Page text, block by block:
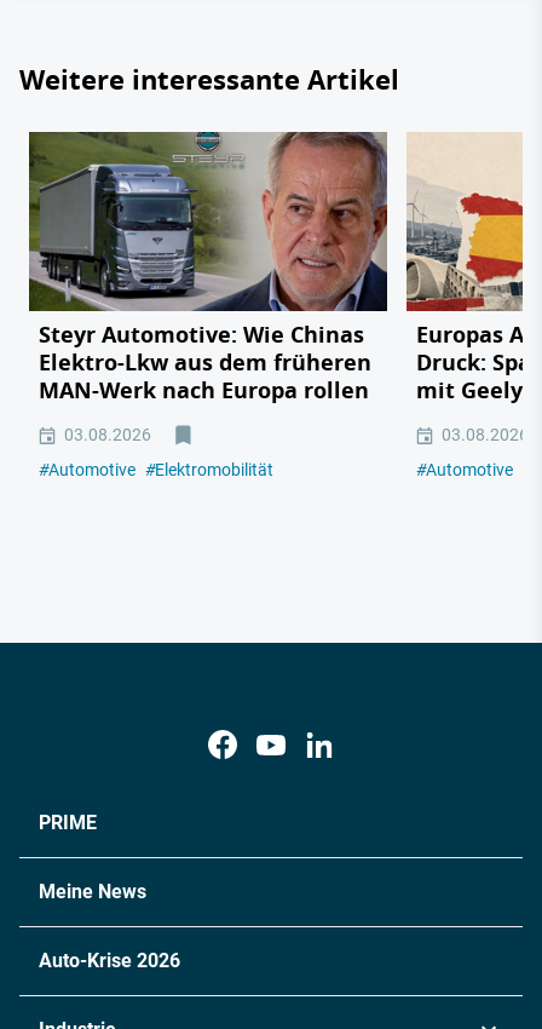
Weitere interessante Artikel
Steyr Automotive: Wie Chinas
Elektro-Lkw aus dem früheren
MAN-Werk nach Europa rollen
03.08.2026
#Automotive #Elektromobilität
Europas
Druck:
mit Geely,
03.08.2026
#Automotive
PRIME
Meine News
Auto-Krise 2026